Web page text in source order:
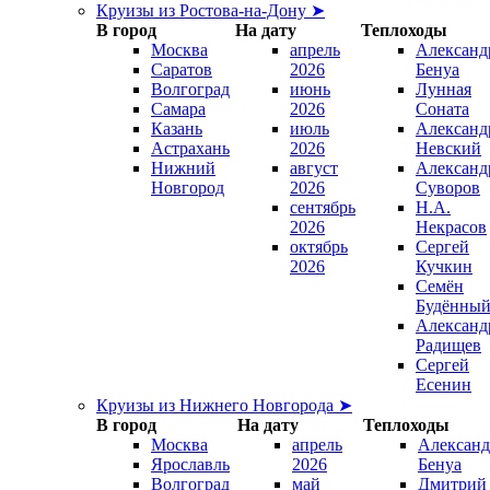
Круизы из Ростова-на-Дону ➤
В город
На дату
Теплоходы
Москва
Саратов
Волгоград
Самара
Казань
Астрахань
Нижний
Новгород
апрель
2026
июнь
2026
июль
2026
август
2026
сентябрь
2026
октябрь
2026
Бенуа
Лунная
Соната
Невский
Суворов
Н.А.
Некрасов
Сергей
Кучкин
Семён
Будённый
Радищев
Сергей
Есенин
Круизы из Нижнего Новгорода ➤
В город
На дату
Теплоходы
Москва
Ярославль
Волгоград
апрель
2026
май
Бенуа
Дмитрий